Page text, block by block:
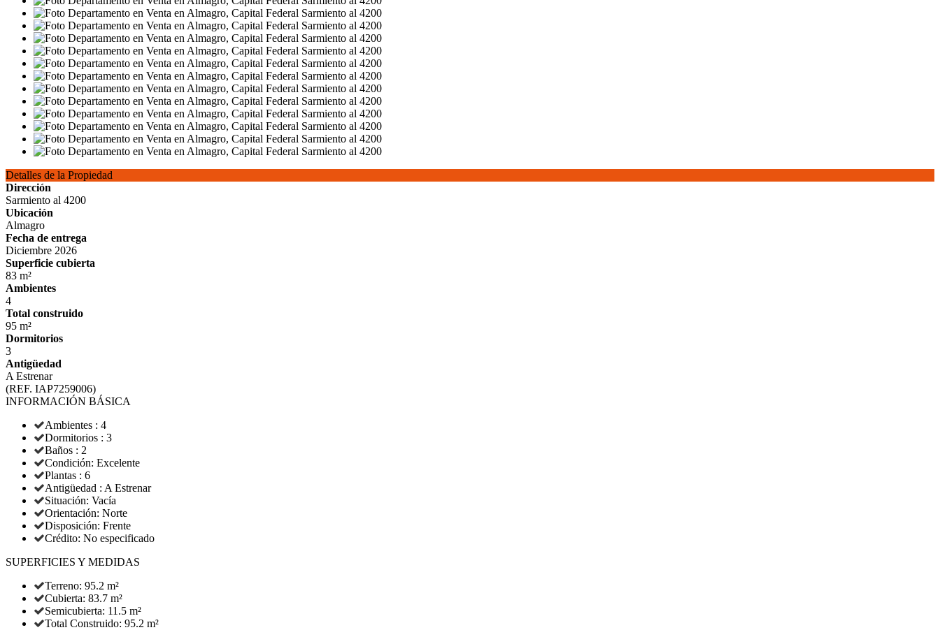
Detalles de la Propiedad
Dirección
Sarmiento al 4200
Ubicación
Almagro
Fecha de entrega
Diciembre 2026
Superficie cubierta
83 m²
Ambientes
4
Total construido
95 m²
Dormitorios
3
Antigüedad
A Estrenar
(REF. IAP7259006)
INFORMACIÓN BÁSICA
Ambientes : 4
Dormitorios : 3
Baños : 2
Condición: Excelente
Plantas : 6
Antigüedad : A Estrenar
Situación: Vacía
Orientación: Norte
Disposición: Frente
Crédito: No especificado
SUPERFICIES Y MEDIDAS
Terreno: 95.2 m²
Cubierta: 83.7 m²
Semicubierta: 11.5 m²
Total Construido: 95.2 m²